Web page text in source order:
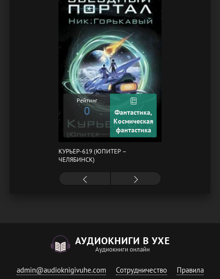
Рейтинг
0
Фантастика,
Космическая
фантастика
КУРЬЕР-619 (ЮПИТЕР –
ЧЕЛЯБИНСК)
АУДИОКНИГИ В УХЕ
Аудиокниги онлайн
admin@audioknigivuhe.com Сотрудничество Правила